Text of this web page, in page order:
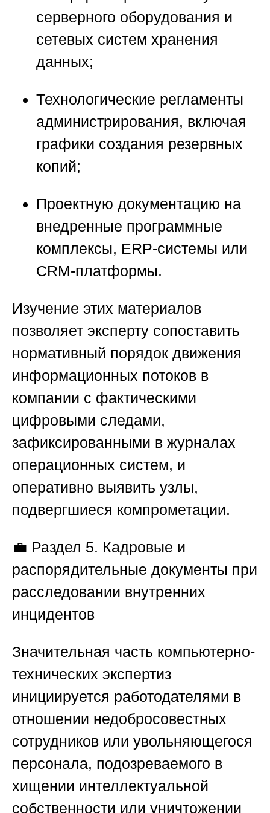
серверного оборудования и
сетевых систем хранения
данных;
Технологические регламенты
администрирования, включая
графики создания резервных
копий;
Проектную документацию на
внедренные программные
комплексы, ERP-системы или
CRM-платформы.
Изучение этих материалов
позволяет эксперту сопоставить
нормативный порядок движения
информационных потоков в
компании с фактическими
цифровыми следами,
зафиксированными в журналах
операционных систем, и
оперативно выявить узлы,
подвергшиеся компрометации.
💼 Раздел 5. Кадровые и
распорядительные документы при
расследовании внутренних
инцидентов
Значительная часть компьютерно-
технических экспертиз
инициируется работодателями в
отношении недобросовестных
сотрудников или увольняющегося
персонала, подозреваемого в
хищении интеллектуальной
собственности или уничтожении